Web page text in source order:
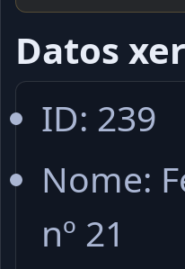
Datos
ID: 239
Nome:
nº 21